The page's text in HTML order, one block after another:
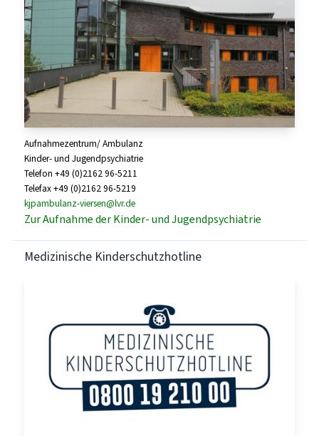
Aufnahmezentrum/ Ambulanz
Kinder- und Jugendpsychiatrie
Telefon +49 (0)2162 96-5211
Telefax +49 (0)2162 96-5219
kjpambulanz-viersen@lvr.de
Zur Aufnahme der Kinder- und Jugendpsychiatrie
Medizinische Kinderschutzhotline